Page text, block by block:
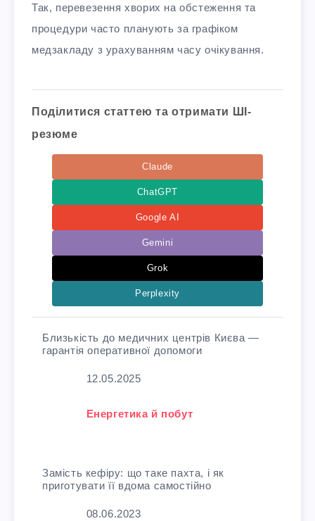
Так, перевезення хворих на обстеження та
процедури часто планують за графіком
медзакладу з урахуванням часу очікування.
Поділитися статтею та отримати ШІ-
резюме
Claude
ChatGPT
Google AI
Gemini
Grok
Perplexity
Близькість до медичних центрів Києва —
гарантія оперативної допомоги
12.05.2025
У зв'язку з тим, що
Енергетика й побут
Замість кефіру: що таке пахта, і як
приготувати її вдома самостійно
08.06.2023